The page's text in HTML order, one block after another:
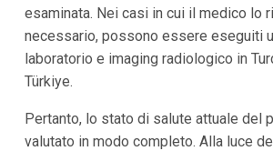
esaminata. Nei casi in cui il medico lo
necessario, possono essere eseguiti
laboratorio e imaging radiologico in
Türkiye.
Pertanto, lo stato di salute attuale del
valutato in modo completo. Alla luce